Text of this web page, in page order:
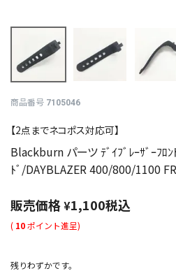
商品番号 7105046
【2点までネコポス対応可】
Blackburn パーツ ﾃﾞｲﾌﾞﾚｰｻﾞｰﾌﾛﾝ
ﾄﾞ/DAYBLAZER 400/800/1100
販売価格¥1,100税込
( 10ポイント進呈)
残りわずかです。